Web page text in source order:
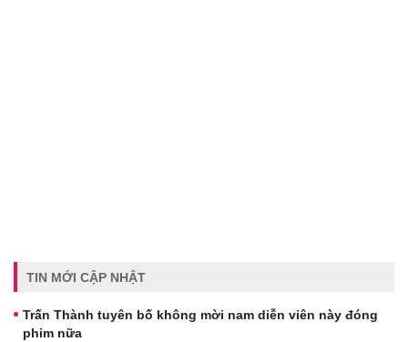
TIN MỚI CẬP NHẬT
Trấn Thành tuyên bố không mời nam diễn viên này đóng
phim nữa